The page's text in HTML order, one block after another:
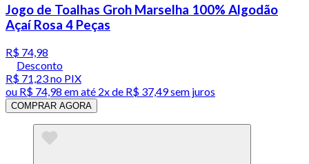
Jogo de Toalhas Groh Marselha 100% Algodão
Açaí Rosa 4 Peças
R$ 74,98
Desconto
R$ 71,23no PIX
ou R$ 74,98 em até 2x de R$ 37,49 sem juros
COMPRAR AGORA